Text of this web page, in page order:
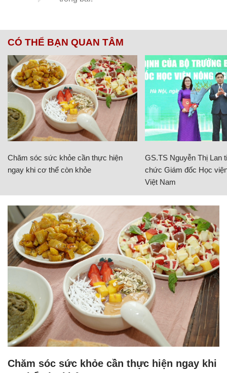
CÓ THỂ BẠN QUAN TÂM
Chăm sóc sức khỏe cần thực hiện
ngay khi cơ thể còn khỏe
GS.TS Nguyễn Thị Lan
chức Giám đốc Học
Việt Nam
Chăm sóc sức khỏe cần thực hiện ngay khi